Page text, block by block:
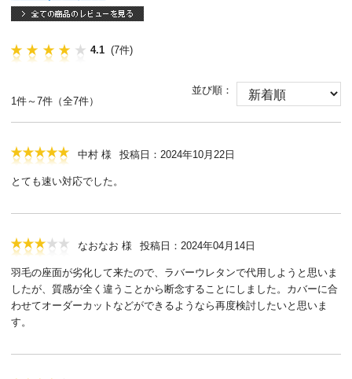
4.1 (7件)
1件～7件（全7件）
並び順：
中村 様 投稿日：2024年10月22日
とても速い対応でした。
なおなお 様 投稿日：2024年04月14日
羽毛の座面が劣化して来たので、ラバーウレタンで代用しようと思いま
したが、質感が全く違うことから断念することにしました。カバーに合
わせてオーダーカットなどができるようなら再度検討したいと思いま
す。